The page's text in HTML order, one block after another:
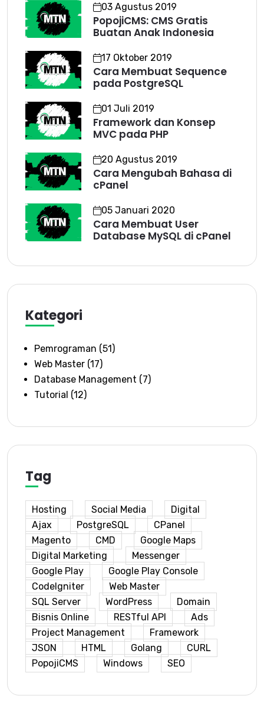
03 Agustus 2019
PopojiCMS: CMS Gratis
Buatan Anak Indonesia
17 Oktober 2019
Cara Membuat Sequence
pada PostgreSQL
01 Juli 2019
Framework dan Konsep
MVC pada PHP
20 Agustus 2019
Cara Mengubah Bahasa di
cPanel
05 Januari 2020
Cara Membuat User
Database MySQL di cPanel
Kategori
Pemrograman (51)
Web Master (17)
Database Management (7)
Tutorial (12)
Tag
Hosting Social Media
Digital
Ajax
PostgreSQL
CPanel
Magento
CMD
Google Maps
Digital Marketing
Messenger
Google Play
Google Play Console
CodeIgniter
Web Master
SQL Server
WordPress
Domain
Bisnis Online
RESTful API
Ads
Project Management
Framework
JSON
HTML Golang
CURL
PopojiCMS
Windows SEO